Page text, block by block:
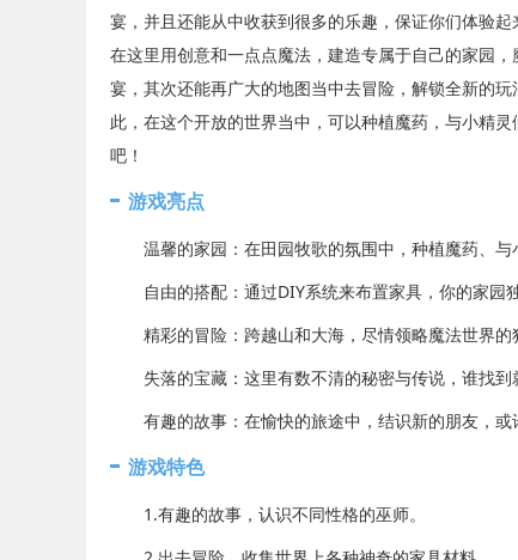
宴，并且还能从中收获到很多的乐趣，保证你们体验
在这里用创意和一点点魔法，建造专属于自己的家园
宴，其次还能再广大的地图当中去冒险，解锁全新的
此，在这个开放的世界当中，可以种植魔药，与小精
吧！
游戏亮点
温馨的家园：在田园牧歌的氛围中，种植魔药、与
自由的搭配：通过DIY系统来布置家具，你的家园
精彩的冒险：跨越山和大海，尽情领略魔法世界的
失落的宝藏：这里有数不清的秘密与传说，谁找到
有趣的故事：在愉快的旅途中，结识新的朋友，或
游戏特色
1.有趣的故事，认识不同性格的巫师。